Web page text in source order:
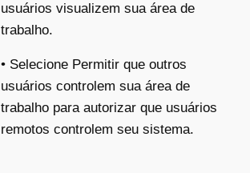
usuários visualizem sua área de
trabalho.
• Selecione Permitir que outros
usuários controlem sua área de
trabalho para autorizar que usuários
remotos controlem seu sistema.